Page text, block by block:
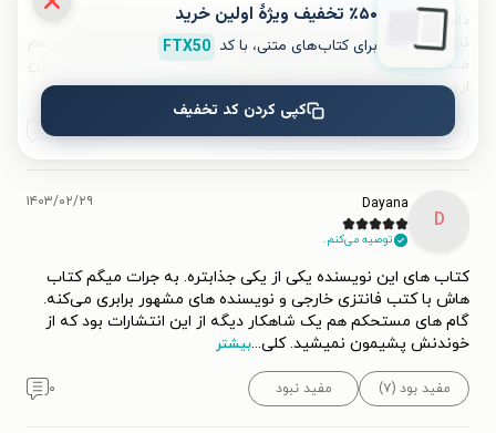
داستان کتاب جذاب و گیراس و شما رو دنبال خودش میکشونه
نثرش ساده و دلنشینه و ورق خورش خیلی خوبه =)) با این کتاب هم
میخندین هم شوکه میشین هم اگر احساساتی باشین گریه میکنین
ارزش چندین بار خوندن رو داره از دستش...بیشتر
مفید بود (۸) مفید نبود ۰
D
Dayana
توصیه می‌کنم.
۱۴۰۳/۰۲/۲۹
کتاب های این نویسنده یکی از یکی جذابتره. به جرات میگم کتاب
هاش با کتب فانتزی خارجی و نویسنده های مشهور برابری می‌کنه.
گام های مستحکم هم یک شاهکار دیگه از این انتشارات بود که از
خوندنش پشیمون نمیشید. کلی...بیشتر
مفید بود (۷) مفید نبود ۰
٪۵۰ تخفیف ویژۀ اولین خرید
برای کتاب‌های متنی، با کد FTX50
کپی کردن کد تخفیف